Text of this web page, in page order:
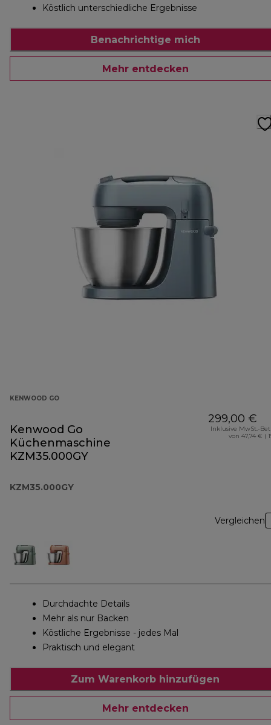
Köstlich unterschiedliche Ergebnisse
Benachrichtige mich
Mehr entdecken
KENWOOD GO
Kenwood Go
Küchenmaschine
KZM35.000GY
KZM35.000GY
299,00 €
Inklusive MwSt.-
von 47,74 € (
Vergleichen
Durchdachte Details
Mehr als nur Backen
Köstliche Ergebnisse - jedes Mal
Praktisch und elegant
Zum Warenkorb hinzufügen
Mehr entdecken